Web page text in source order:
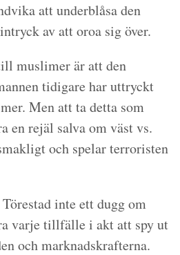
att underblåsa den
av att oroa sig över.
muslimer är att den
tidigare har uttryckt
Men att ta detta som
en rejäl salva om väst vs.
och spelar terroristen
inte ett dugg om
varje tillfälle i akt att spy ut
ochmarknadskrafterna.